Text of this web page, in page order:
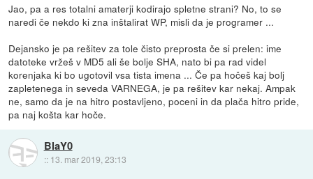
Jao, pa a res totalni amaterji kodirajo spletne strani? No, to se
naredi če nekdo ki zna inštalirat WP, misli da je programer ...
Dejansko je pa rešitev za tole čisto preprosta če si prelen: ime
datoteke vržeš v MD5 ali še bolje SHA, nato bi pa rad videl
korenjaka ki bo ugotovil vsa tista imena ... Če pa hočeš kaj bolj
zapletenega in seveda VARNEGA, je pa rešitev kar nekaj. Ampak
ne, samo da je na hitro postavljeno, poceni in da plača hitro pride,
pa naj košta kar hoče.
BlaY0
:: 13. mar 2019, 23:13